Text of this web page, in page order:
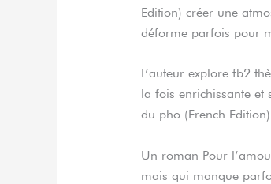
Edition) créer une
déforme parfois pour
L’auteur explore fb2
la fois enrichissante et
du pho (French
Un roman Pour
mais qui manque